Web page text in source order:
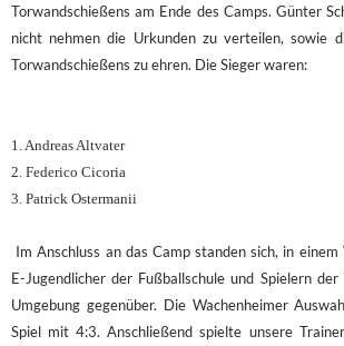
Torwandschießens am Ende des Camps. Günter
nicht nehmen die Urkunden zu verteilen, sowie
Torwandschießens zu ehren. Die Sieger waren:
1. Andreas Altvater
2. Federico Cicoria
3. Patrick Ostermanii
Im Anschluss an das Camp standen sich, in
E-Jugendlicher der Fußballschule und Spielern der
Umgebung gegenüber. Die Wachenheimer
Spiel mit 4:3. Anschließend spielte unsere